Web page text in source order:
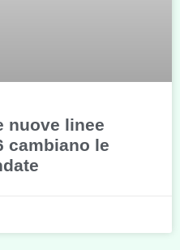
nuove linee
cambiano le